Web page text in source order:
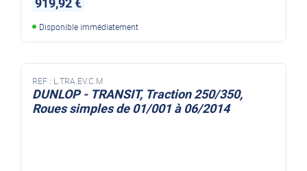
Disponible immédiatement
REF : L.TRA.EV.C.M
DUNLOP - TRANSIT, Traction 250/350,
Roues simples de 01/001 à 06/2014